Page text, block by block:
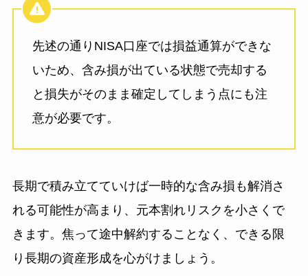
先述の通りNISA口座では損益通算ができな
いため、含み損が出ている状態で売却する
と損失がそのまま確定してしまう点にも注
意が必要です。
長期で積み立てていけば一時的な含み損も解消さ
れる可能性が高まり、元本割れリスクを小さくで
きます。焦って途中解約することなく、できる限
り長期の資産形成を心がけましょう。